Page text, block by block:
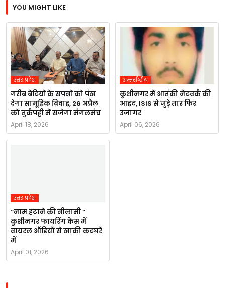
YOU MIGHT LIKE
उत्तर प्रदेश
गरीब बेटियों के सपनों को पंख
देगा सामूहिक विवाह, 26 अप्रैल
को तुर्कपट्टी में सजेगा मंगलमंच
April 18, 2026
अन्तर्राष्ट्रीय
कुशीनगर में आतंकी नेटवर्क की
आहट, ISIS से जुड़े तार फिर
उजागर
April 06, 2026
उत्तर प्रदेश
“नाम हटाने की नीलामी ”
कुशीनगर फायरिंग केस में
वायरल ऑडियो से खाकी कटघरे
में
April 01, 2026